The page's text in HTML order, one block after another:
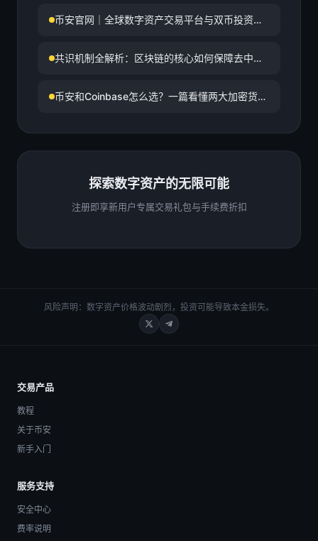
币安官网｜全球数字资产交易平台与双币投资高
共识机制全解析：区块链的核心如何保障去中心
币安和Coinbase怎么选？一篇看懂两大加密货币
探索数字资产的无限可能
注册即享新用户专属交易礼包与手续费折扣
风险声明：数字资产价格波动剧烈，投资可能导致本金损失。
交易产品
教程
关于币安
新手入门
服务支持
安全中心
费率说明